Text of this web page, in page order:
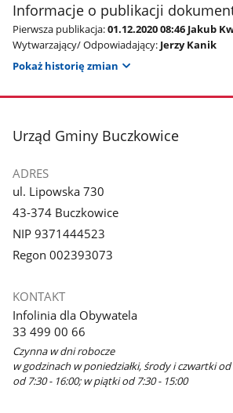
Informacje o publikacji
Pierwsza publikacja:01.12.2020 08:46 Jakub
Wytwarzający/ Odpowiadający: Jerzy Kanik
Pokaż historię zmian
stopka
Urząd Gminy Buczkowice
ADRES
ul. Lipowska 730
43-374 Buczkowice
NIP 9371444523
Regon 002393073
KONTAKT
Infolinia dla Obywatela
33 499 00 66
Czynna w dni robocze
w godzinach w poniedziałki, środy i czwartki
od 7:30 - 16:00; w piątki od 7:30 - 15:00